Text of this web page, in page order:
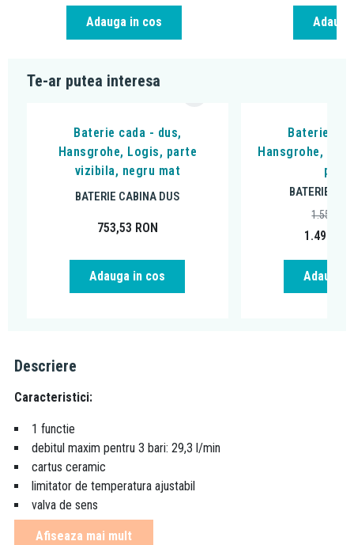
Adauga in cos
Te-ar putea interesa
Baterie cada - dus,
Hansgrohe, Logis, parte
vizibila, negru mat
BATERIE CABINA DUS
753,53 RON
Adauga in cos
Baterie
Hansgrohe,
BATERIE
1.498,95
1.556,14
Adauga
Descriere
Caracteristici:
1 functie
debitul maxim pentru 3 bari: 29,3 l/min
cartus ceramic
limitator de temperatura ajustabil
valva de sens
tip conexiune: set de baza
Afiseaza mai mult